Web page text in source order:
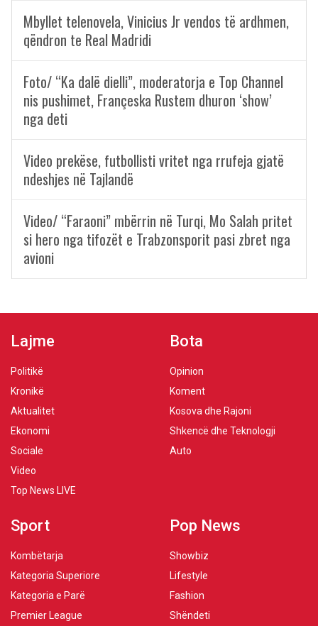
Mbyllet telenovela, Vinicius Jr vendos të ardhmen,
qëndron te Real Madridi
Foto/ “Ka dalë dielli”, moderatorja e Top Channel
nis pushimet, Françeska Rustem dhuron ‘show’
nga deti
Video prekëse, futbollisti vritet nga rrufeja gjatë
ndeshjes në Tajlandë
Video/ “Faraoni” mbërrin në Turqi, Mo Salah pritet
si hero nga tifozët e Trabzonsporit pasi zbret nga
avioni
Lajme
Politikë
Kronikë
Aktualitet
Ekonomi
Sociale
Video
Top News LIVE
Bota
Opinion
Koment
Kosova dhe Rajoni
Shkencë dhe Teknologji
Auto
Sport
Kombëtarja
Kategoria Superiore
Kategoria e Parë
Premier League
Pop News
Showbiz
Lifestyle
Fashion
Shëndeti